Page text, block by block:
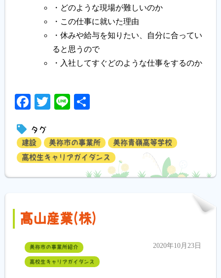
・どのような現場が難しいのか
・この仕事に就いた理由
・休みや給与を知りたい、自分に合ってい
ると思うので
・入社してすぐどのような仕事をするのか
Facebook
Twitter
Line
タグ
建設 美祢市の事業所
美祢青嶺高等学校
高校生キャリアガイダンス
髙山産業(株)
美祢市の事業所紹介
高校生キャリアガイダンス
2020年10月23日